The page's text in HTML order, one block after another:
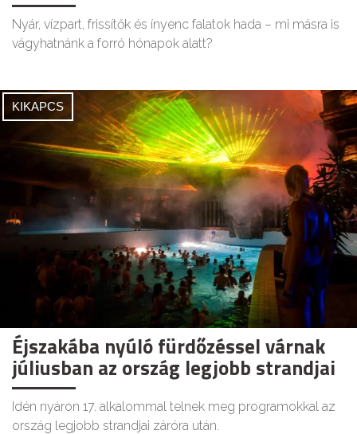
Nyár, vízpart, frissítők és ínyenc falatok hada – mi másra is
vágyhatnánk a forró hónapok alatt?
KIKAPCS
Éjszakába nyúló fürdőzéssel várnak
júliusban az ország legjobb strandjai
Idén nyáron 17. alkalommal telnek meg programokkal az
ország legjobb strandjai záróra után.